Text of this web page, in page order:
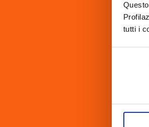
tutti i